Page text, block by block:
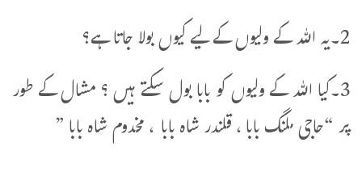
2۔یہ اللہ کے ولیوں کے لیے کیوں بولا جاتا ہے؟
3۔کیا اللہ کے ولیوں کو بابا بول سکتے ہیں ؟ مشال کے طور
پر “حاجی ملنگ بابا ، قلندر شاہ بابا ، مخدوم شاہ بابا ”